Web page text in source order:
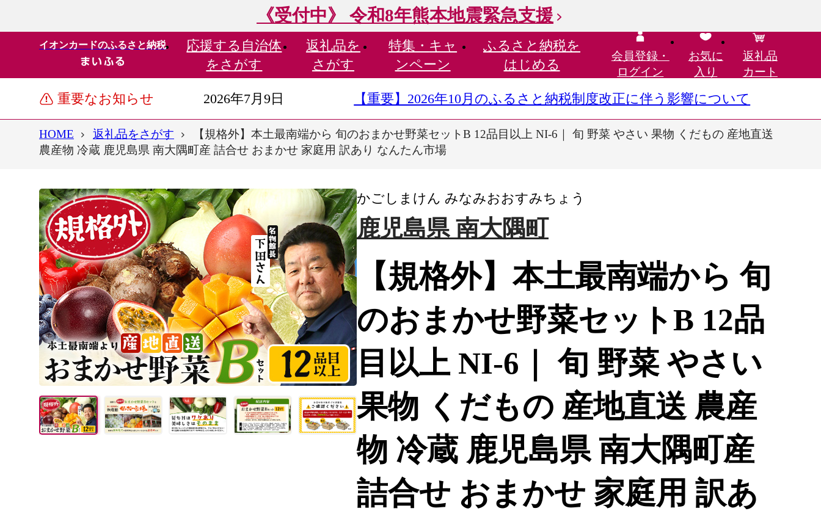
《受付中》 令和8年熊本地震緊急支援
イオンカードのふるさと納税 応援する 自治体
をさがす
返礼品を
さがす
特集・ キャ
ンペーン
ふるさと納税を
はじめる
会員登録・
ログイン
お気に
入り
返礼品
カート
重要なお知らせ 2026年7月9日 【重要】2026年10月のふるさと納税制度改正に伴う影響について
HOME 返礼品をさがす
【規格外】本土最南端から 旬のおまかせ野菜セットB 12品目以上 NI-6｜ 旬 野菜 やさい 果物 くだもの 産地直送
農産物 冷蔵 鹿児島県 南大隅町産 詰合せ おまかせ 家庭用 訳あり なんたん市場
かごしまけん みなみおおすみちょう
鹿児島県 南大隅町
【規格外】本土最南端から 旬
のおまかせ野菜セットB 12品
目以上 NI-6｜ 旬 野菜 やさい
果物 くだもの 産地直送 農産
物 冷蔵 鹿児島県 南大隅町産
詰合せ おまかせ 家庭用 訳あ